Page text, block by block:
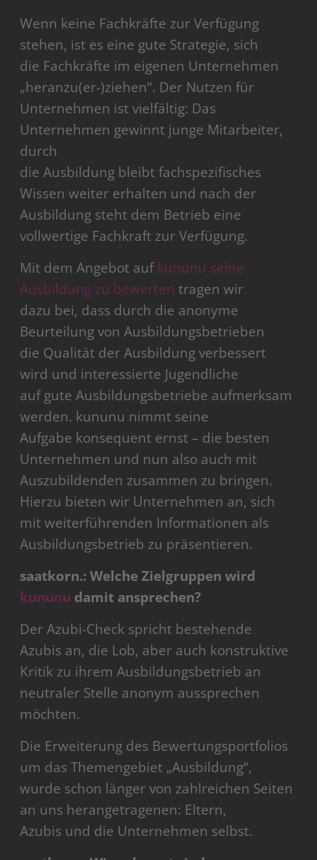
Wenn keine Fachkräfte zur Verfügung
stehen, ist es eine gute Strategie, sich
die Fachkräfte im eigenen Unternehmen
„heranzu(er-)ziehen“. Der Nutzen für
Unternehmen ist vielfältig: Das
Unternehmen gewinnt junge Mitarbeiter,
durch
die Ausbildung bleibt fachspezifisches
Wissen weiter erhalten und nach der
Ausbildung steht dem Betrieb eine
vollwertige Fachkraft zur Verfügung.
Mit dem Angebot aufkununu seine
Ausbildung zu bewerten tragen wir
dazu bei, dass durch die anonyme
Beurteilung von Ausbildungsbetrieben
die Qualität der Ausbildung verbessert
wird und interessierte Jugendliche
auf gute Ausbildungsbetriebe aufmerksam
werden. kununu nimmt seine
Aufgabe konsequent ernst – die besten
Unternehmen und nun also auch mit
Auszubildenden zusammen zu bringen.
Hierzu bieten wir Unternehmen an, sich
mit weiterführenden Informationen als
Ausbildungsbetrieb zu präsentieren.
saatkorn.: Welche Zielgruppen wird
kununu damit ansprechen?
Der Azubi-Check spricht bestehende
Azubis an, die Lob, aber auch konstruktive
Kritik zu ihrem Ausbildungsbetrieb an
neutraler Stelle anonym aussprechen
möchten.
Die Erweiterung des Bewertungsportfolios
um das Themengebiet „Ausbildung“,
wurde schon länger von zahlreichen Seiten
an uns herangetragenen: Eltern,
Azubis und die Unternehmen selbst.